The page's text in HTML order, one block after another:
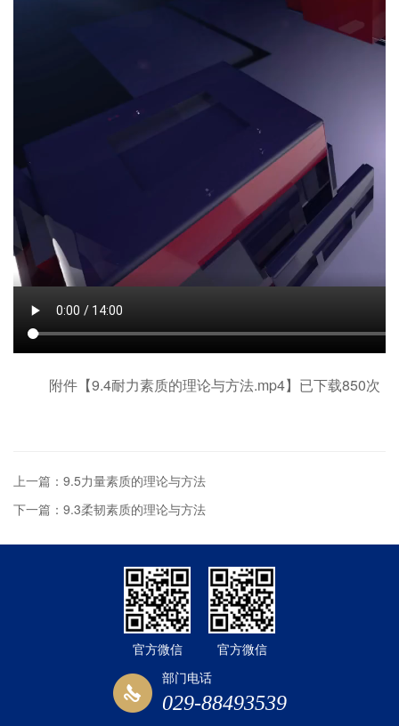
附件【9.4耐力素质的理论与方法.mp4】已下载850次
上一篇：9.5力量素质的理论与方法
下一篇：9.3柔韧素质的理论与方法
官方微信
官方微信
部门电话
029-88493539